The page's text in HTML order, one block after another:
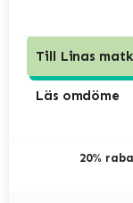
Till Linas
Läs omdöme
20%